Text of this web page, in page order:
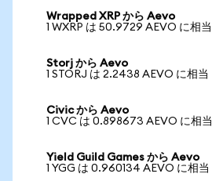
Wrapped XRP から Aevo
1 WXRP は 50.9729 AEVO に相当
Storj から Aevo
1 STORJ は 2.2438 AEVO に相当
Civic から Aevo
1 CVC は 0.898673 AEVO に相当
Yield Guild Games から Aevo
1 YGG は 0.960134 AEVO に相当